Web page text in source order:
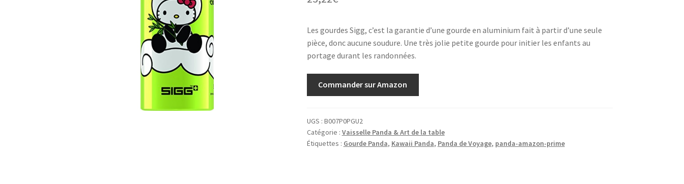
Les gourdes Sigg, c’est la garantie d’une gourde en aluminium fait à partir d’une seule
pièce, donc aucune soudure. Une très jolie petite gourde pour initier les enfants au
portage durant les randonnées.
Commander sur Amazon
UGS : B007P0PGU2
Catégorie : Vaisselle Panda & Art de la table
Étiquettes : Gourde Panda, Kawaii Panda, Panda de Voyage, panda-amazon-prime